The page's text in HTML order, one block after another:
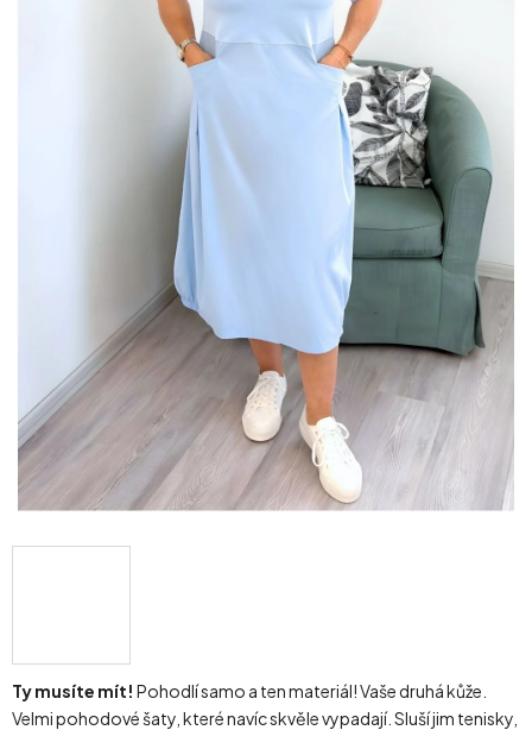
Ty musíte mít! Pohodlí samo a ten materiál! Vaše druhá kůže.
Velmi pohodové šaty, které navíc skvěle vypadají. Sluší jim tenisky,